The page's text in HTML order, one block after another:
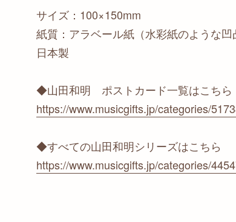
サイズ：100×150mm
紙質：アラベール紙（水彩紙のような
日本製
◆山田和明 ポストカード一覧はこちら
https://www.musicgifts.jp/categories/
◆すべての山田和明シリーズはこちら
https://www.musicgifts.jp/categories/